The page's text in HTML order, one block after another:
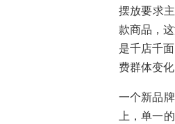
摆放要求
款商品，
是千店千
费群体变
一个新品
上，单一